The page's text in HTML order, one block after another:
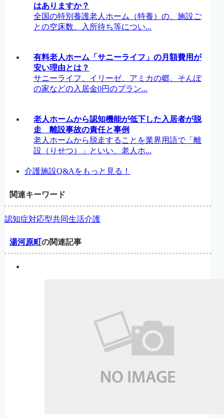
はありますか？
全国の特別養護老人ホーム（特養）の、施設ご
との空床数、入所待ち等につい...
有料老人ホーム「サニーライフ」の月額費用が
安い理由とは？
サニーライフ、イリーゼ、アミカの郷、そんぽ
の家などの入居金0円のプラン...
老人ホームから認知機能が低下した入居者が脱
走 離設事故の責任と事例
老人ホームから脱走することを業界用語で「離
設（りせつ）」といい、老人ホ...
介護施設Q&Aをもっと見る！
関連キーワード
認知症対応型共同生活介護
湯河原町の関連記事